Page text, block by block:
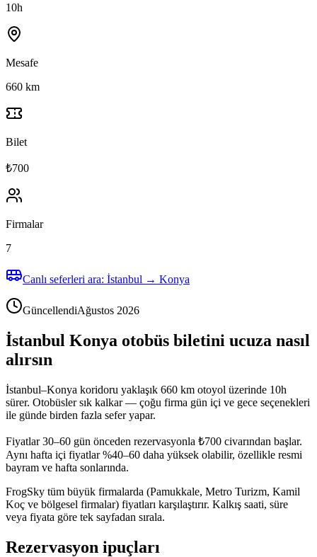
10h
Mesafe
660 km
Bilet
₺700
Firmalar
7
Canlı seferleri ara: İstanbul → Konya
GüncellendiAğustos 2026
İstanbul Konya otobüs biletini ucuza nasıl
alırsın
İstanbul–Konya koridoru yaklaşık 660 km otoyol üzerinde 10h
sürer. Otobüsler sık kalkar — çoğu firma gün içi ve gece seçenekleri
ile günde birden fazla sefer yapar.
Fiyatlar 30–60 gün önceden rezervasyonla ₺700 civarından başlar.
Aynı hafta içi fiyatlar %40–60 daha yüksek olabilir, özellikle resmi
bayram ve hafta sonlarında.
FrogSky tüm büyük firmalarda (Pamukkale, Metro Turizm, Kamil
Koç ve bölgesel firmalar) fiyatları karşılaştırır. Kalkış saati, süre
veya fiyata göre tek sayfadan sırala.
Rezervasyon ipuçları